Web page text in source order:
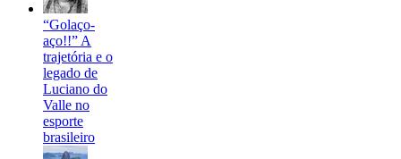
“Golaço-
aço!!” A
trajetória e o
legado de
Luciano do
Valle no
esporte
brasileiro